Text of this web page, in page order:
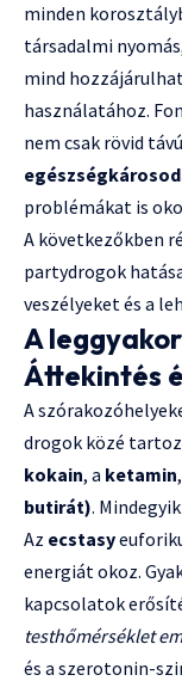
minden
társadalmi
mind
használatához.
nem csak rövid
problémákat is
A következőkben
partydrogok
veszélyeket és a
A
Áttekintés
A
drogok közé
kokain, a ketamin
butirát).
Az ecstasy
energiát okoz.
kapcsolatok
testhőmérséklet
és a szerotonin-